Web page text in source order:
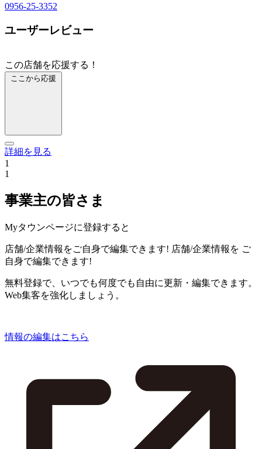
0956-25-3352
ユーザーレビュー
この店舗を応援する！
ここから応援
詳細を見る
1
1
事業主の皆さま
Myタウンページに登録すると
店舗/企業情報をご自身で編集できます! 店舗/企業情報を ご
自身で編集できます!
無料登録で、いつでも何度でも自由に更新・編集できます。
Web集客を強化しましょう。
情報の編集はこちら